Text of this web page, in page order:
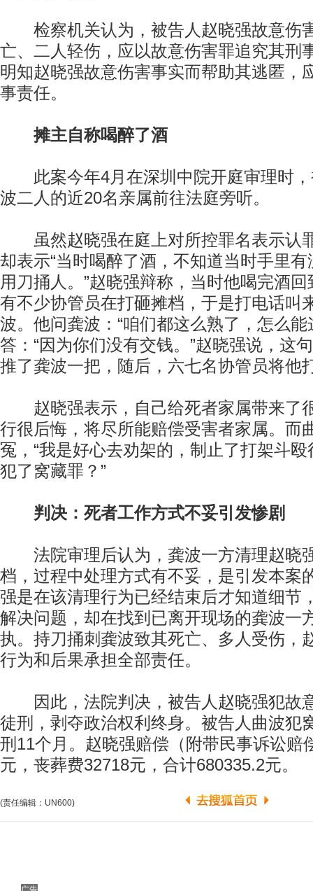
检察机关认为，被告人赵晓强故意伤
亡、二人轻伤，应以故意伤害罪追究其刑
明知赵晓强故意伤害事实而帮助其逃匿，
事责任。
摊主自称喝醉了酒
此案今年4月在深圳中院开庭审理时，
波二人的近20名亲属前往法庭旁听。
虽然赵晓强在庭上对所控罪名表示认
却表示“当时喝醉了酒，不知道当时手里
用刀捅人。”赵晓强辩称，当时他喝完酒
有不少协管员在打砸摊档，于是打电话叫
波。他问龚波：“咱们都这么熟了，怎么能
答：“因为你们没有交钱。”赵晓强说，这
推了龚波一把，随后，六七名协管员将他
赵晓强表示，自己给死者家属带来了
行很后悔，将尽所能赔偿受害者家属。而
冤，“我是好心去劝架的，制止了打架斗
犯了窝藏罪？”
判决：死者工作方式不妥引发惨剧
法院审理后认为，龚波一方清理赵晓
档，过程中处理方式有不妥，是引发本案
强是在该清理行为已经结束后才知道细节
解决问题，却在找到已离开现场的龚波一
执。持刀捅刺龚波致其死亡、多人受伤，
行为和后果承担全部责任。
因此，法院判决，被告人赵晓强犯故
徒刑，剥夺政治权利终身。被告人曲波犯
刑11个月。赵晓强赔偿（附带民事诉讼赔
元，丧葬费32718元，合计680335.2元。
(责任编辑：UN600)